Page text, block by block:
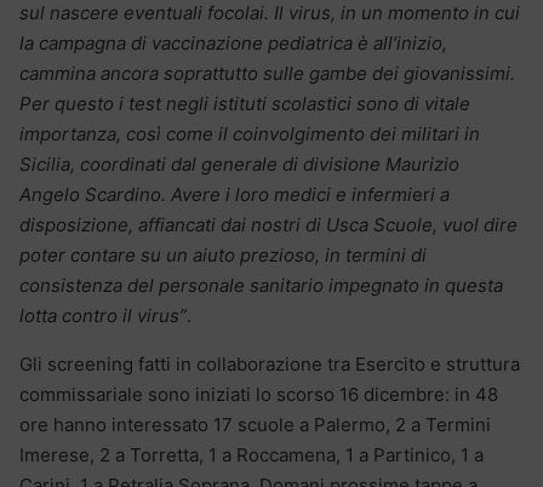
sul nascere eventuali focolai. Il virus, in un momento in cui
la campagna di vaccinazione pediatrica è all’inizio,
cammina ancora soprattutto sulle gambe dei giovanissimi.
Per questo i test negli istituti scolastici sono di vitale
importanza, così come il coinvolgimento dei militari in
Sicilia, coordinati dal generale di divisione Maurizio
Angelo Scardino. Avere i loro medici e infermieri a
disposizione, affiancati dai nostri di Usca Scuole, vuol dire
poter contare su un aiuto prezioso, in termini di
consistenza del personale sanitario impegnato in questa
lotta contro il virus”.
Gli screening fatti in collaborazione tra Esercito e struttura
commissariale sono iniziati lo scorso 16 dicembre: in 48
ore hanno interessato 17 scuole a Palermo, 2 a Termini
Imerese, 2 a Torretta, 1 a Roccamena, 1 a Partinico, 1 a